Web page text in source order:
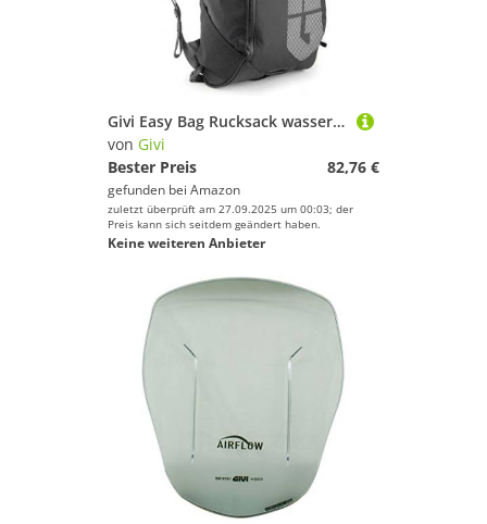
Givi Easy Bag Rucksack wasserdicht (schwarz)
von Givi
Bester Preis
82,76 €
gefunden bei Amazon
zuletzt überprüft am 27.09.2025 um 00:03; der
Preis kann sich seitdem geändert haben.
Keine weiteren Anbieter